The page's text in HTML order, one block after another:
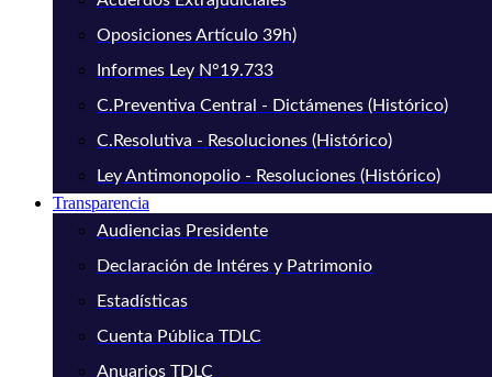
Oposiciones Artículo 39h)
Informes Ley N°19.733
C.Preventiva Central - Dictámenes (Histórico)
C.Resolutiva - Resoluciones (Histórico)
Ley Antimonopolio - Resoluciones (Histórico)
Transparencia
Audiencias Presidente
Declaración de Intéres y Patrimonio
Estadísticas
Cuenta Pública TDLC
Anuarios TDLC